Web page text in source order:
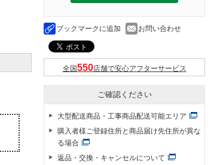
ブックマークに追加 お問い合わせ
全国 店舗で安心アフターサービス
ご確認ください
大型配送商品・工事商品配送可能エリア
購入者様ご登録住所と商品届け先住所が異な
る場合
返品・交換・キャンセルについて